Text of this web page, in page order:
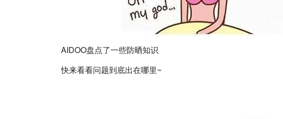
AIDOO盘点了一些防晒知识
快来看看问题到底出在哪里~